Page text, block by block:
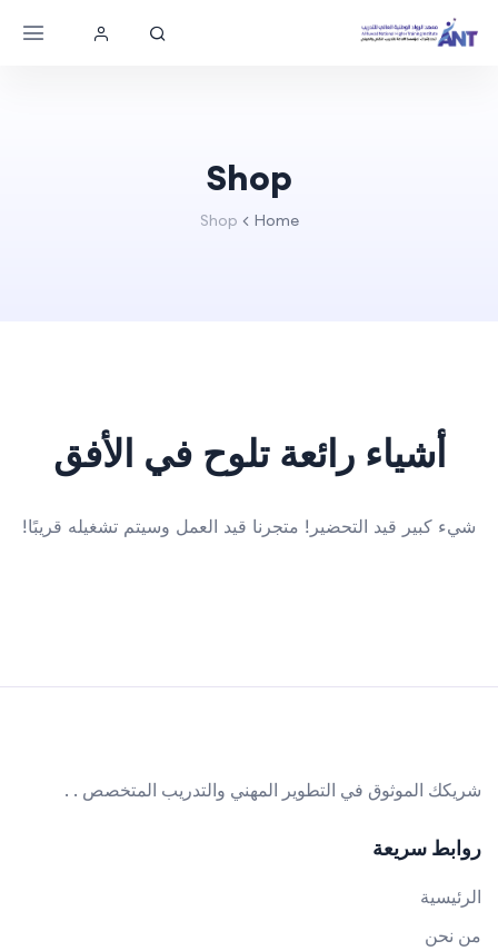
Shop
Home
Shop
أشياء رائعة تلوح في الأفق
شيء كبير قيد التحضير! متجرنا قيد العمل وسيتم تشغيله قريبًا!
شريكك الموثوق في التطوير المهني والتدريب المتخصص . .
روابط سريعة
الرئيسية
من نحن